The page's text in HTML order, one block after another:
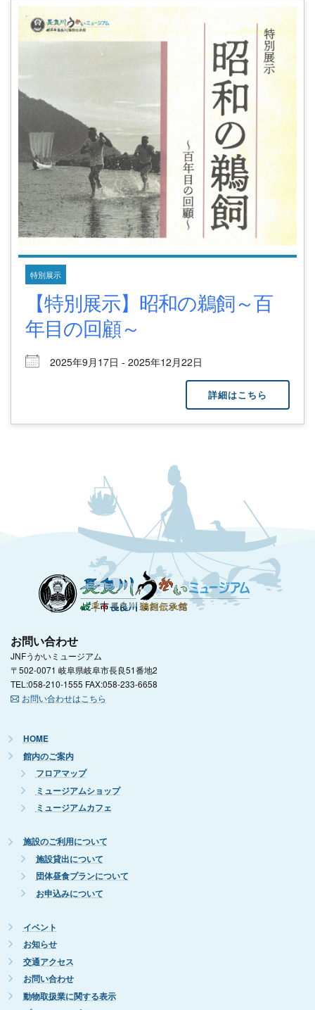
特別展示
【特別展示】昭和の鵜飼～百
年目の回顧～
2025年9月17日 - 2025年12月22日
詳細はこちら
お問い合わせ
JNFうかいミュージアム
〒502-0071 岐阜県岐阜市長良51番地2
TEL:058-210-1555 FAX:058-233-6658
お問い合わせはこちら
HOME
館内のご案内
フロアマップ
ミュージアムショップ
ミュージアムカフェ
施設のご利用について
施設貸出について
団体昼食プランについて
お申込みについて
イベント
お知らせ
交通アクセス
お問い合わせ
動物取扱業に関する表示